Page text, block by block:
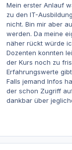
Mein erster Anlauf
zu den IT-
nicht. Bin mir aber
werden. Da meine
näher rückt würde
Dozenten konnten
der Kurs noch zu
Erfahrungswerte
Falls jemand Infos
der schon Zugriff
dankbar über